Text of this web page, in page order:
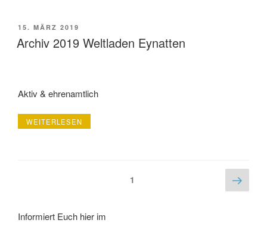
DEJONGHE“
VERÖFFENTLICHT
AM
15. MÄRZ 2019
Archiv 2019 Weltladen Eynatten
Aktiv & ehrenamtlich
„ARCHIV
2019
WEITERLESEN
1
Seite
Informiert Euch hier im